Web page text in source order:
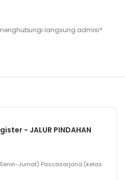
langsung admisi*
- JALUR PINDAHAN
Jumat) Pascasarjana (kelas